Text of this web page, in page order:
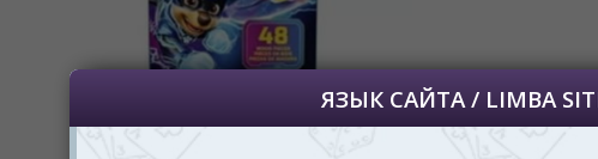
Dacă doriți să schimbați limba site-ului, puteți oricând să faceți asta în colțul din
dreapta sus al paginii.
RU